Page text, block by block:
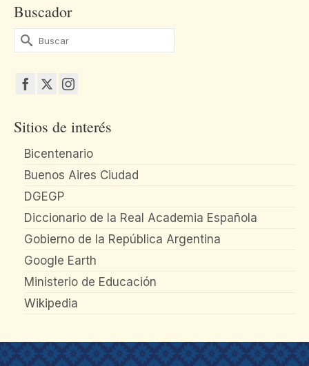
Buscador
Buscar
por:
Sitios de interés
Bicentenario
Buenos Aires Ciudad
DGEGP
Diccionario de la Real Academia Española
Gobierno de la República Argentina
Google Earth
Ministerio de Educación
Wikipedia